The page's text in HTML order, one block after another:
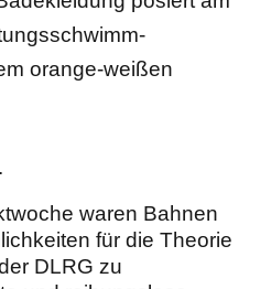
waren Bahnen
für die Theorie
DLRG zu